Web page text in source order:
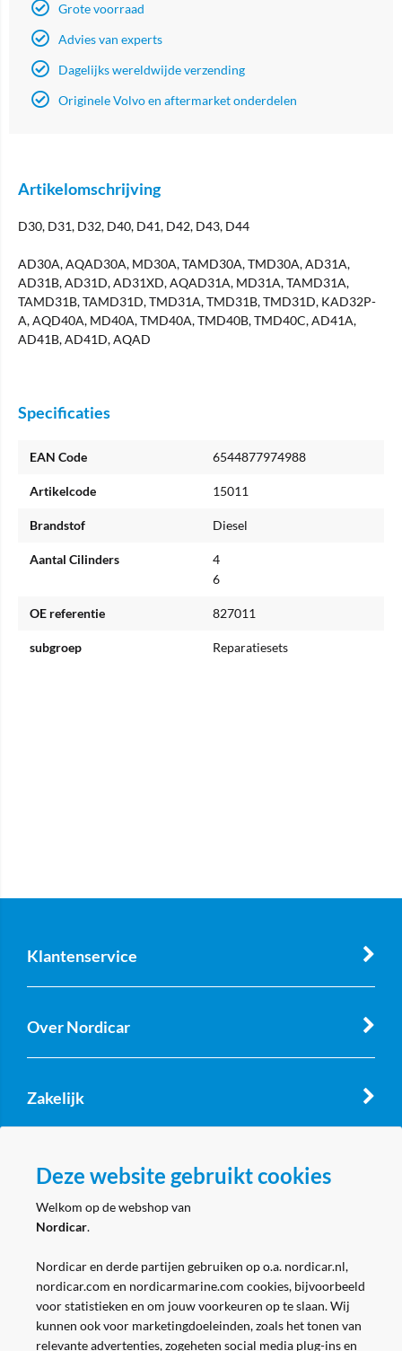
Grote voorraad
Advies van experts
Dagelijks wereldwijde verzending
Originele Volvo en aftermarket onderdelen
Artikelomschrijving
D30, D31, D32, D40, D41, D42, D43, D44
AD30A, AQAD30A, MD30A, TAMD30A, TMD30A, AD31A,
AD31B, AD31D, AD31XD, AQAD31A, MD31A, TAMD31A,
TAMD31B, TAMD31D, TMD31A, TMD31B, TMD31D, KAD32P-
A, AQD40A, MD40A, TMD40A, TMD40B, TMD40C, AD41A,
AD41B, AD41D, AQAD
Specificaties
EAN Code 6544877974988
Artikelcode 15011
Brandstof Diesel
Aantal Cilinders
4
6
OE referentie 827011
subgroep Reparatiesets
Klantenservice
Over Nordicar
Zakelijk
Volg ons
Deze website gebruikt cookies
Welkom op de webshop van
Nordicar.
Nordicar en derde partijen gebruiken op o.a. nordicar.nl,
nordicar.com en nordicarmarine.com cookies, bijvoorbeeld
voor statistieken en om jouw voorkeuren op te slaan. Wij
kunnen ook voor marketingdoeleinden, zoals het tonen van
relevante advertenties, zogeheten social media plug-ins en